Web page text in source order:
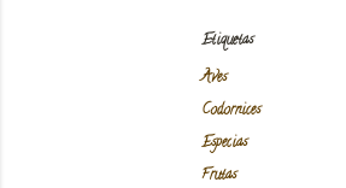
Etiquetas
Aves
Codornices
Especias
Frutas